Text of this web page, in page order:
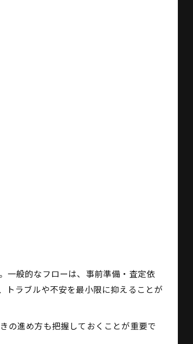
一般的なフローは、事前準備・査定依
トラブルや不安を最小限に抑えることが
の進め方も把握しておくことが重要で